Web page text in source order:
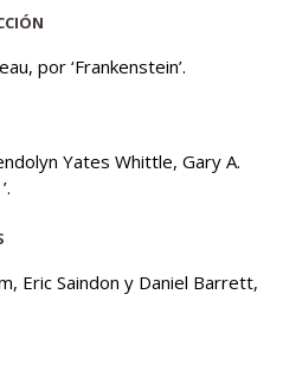
por ‘Frankenstein’.
Yates Whittle, Gary A.
Eric Saindon y Daniel Barrett,